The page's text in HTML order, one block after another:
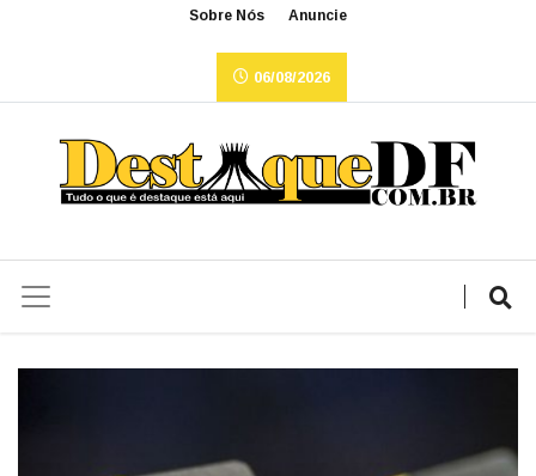
Sobre Nós Anuncie
06/08/2026